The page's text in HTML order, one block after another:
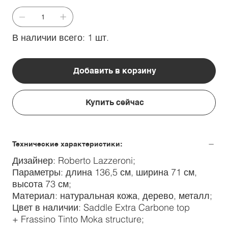
В наличии всего: 1 шт.
Добавить в корзину
Купить сейчас
Технические характеристики:
Дизайнер: Roberto Lazzeroni;
Параметры: длина 136,5 см, ширина 71 см,
высота 73 см;
Материал: натуральная кожа, дерево, металл;
Цвет в наличии: Saddle Extra Carbone top
+ Frassino Tinto Moka structure;